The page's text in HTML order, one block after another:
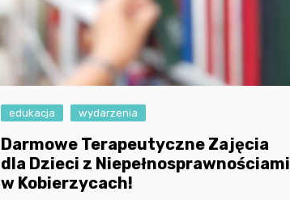
edukacja wydarzenia
Darmowe Terapeutyczne Zajęcia
dla Dzieci z Niepełnosprawnościami
w Kobierzycach!